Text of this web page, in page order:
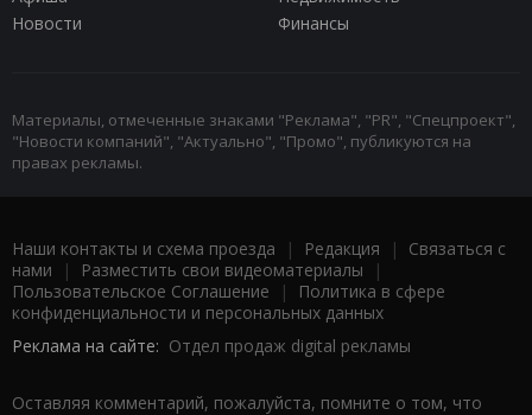
Новости
Финансы
Материалы, отмеченные знаками "Реклама", "PR", "Спецпроект",
"Новости компаний", "Актуально", "Промо", публикуются на
правах рекламы.
Наши контакты и схема проезда | Редакция | Связаться с
нами | Разместить свои видеоматериалы |
Пользовательское Соглашение |
Политика в сфере
конфиденциальности и персональных данных
Реклама на сайте: Отдел продаж digital рекламы
Оставляя комментарий, пожалуйста, помните о том, что